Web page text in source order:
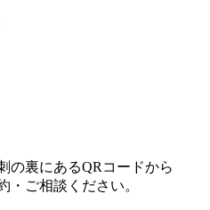
の裏にあるQRコードから
・ご相談ください。